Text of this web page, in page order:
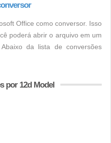
Office como conversor. Isso
poderá abrir o arquivo em um
da lista de conversões
por 12d Model